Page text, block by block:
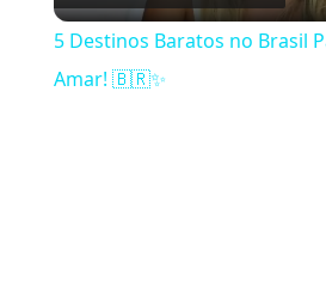
5 Destinos Baratos no Brasil
Amar! 🇧🇷✨